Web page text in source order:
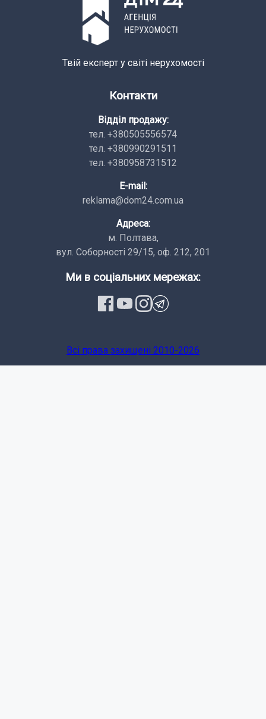
Твій експерт у світі нерухомості
Контакти
Відділ продажу:
тел. +380505556574
тел. +380990291511
тел. +380958731512
E-mail:
reklama@dom24.com.ua
Адреса:
м. Полтава,
вул. Соборності 29/15, оф. 212, 201
Ми в соціальних мережах:
Всi права заxищенi 2010-2026